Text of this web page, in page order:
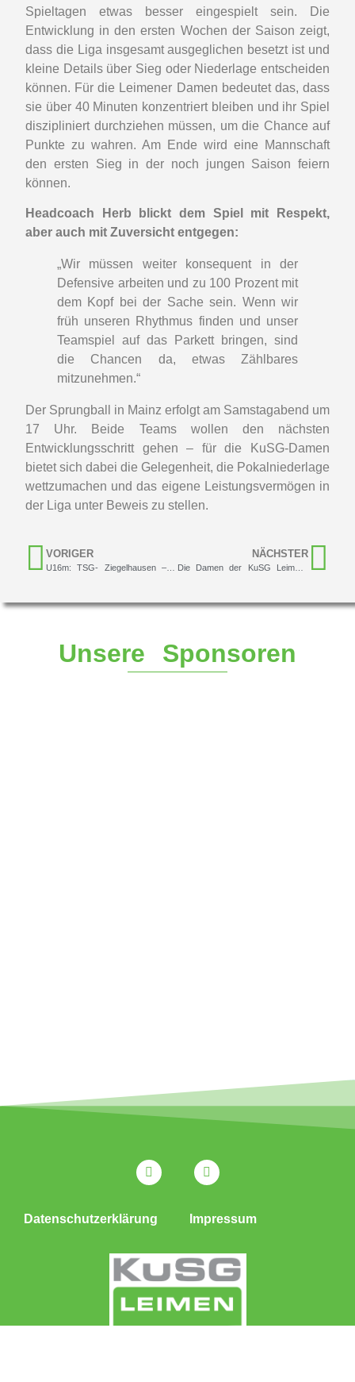
Spieltagen etwas besser eingespielt sein. Die
Entwicklung in den ersten Wochen der Saison zeigt,
dass die Liga insgesamt ausgeglichen besetzt ist und
kleine Details über Sieg oder Niederlage entscheiden
können. Für die Leimener Damen bedeutet das, dass
sie über 40 Minuten konzentriert bleiben und ihr Spiel
diszipliniert durchziehen müssen, um die Chance auf
Punkte zu wahren. Am Ende wird eine Mannschaft
den ersten Sieg in der noch jungen Saison feiern
können.
Headcoach Herb blickt dem Spiel mit Respekt,
aber auch mit Zuversicht entgegen:
„Wir müssen weiter konsequent in der
Defensive arbeiten und zu 100 Prozent mit
dem Kopf bei der Sache sein. Wenn wir
früh unseren Rhythmus finden und unser
Teamspiel auf das Parkett bringen, sind
die Chancen da, etwas Zählbares
mitzunehmen.“
Der Sprungball in Mainz erfolgt am Samstagabend um
17 Uhr. Beide Teams wollen den nächsten
Entwicklungsschritt gehen – für die KuSG-Damen
bietet sich dabei die Gelegenheit, die Pokalniederlage
wettzumachen und das eigene Leistungsvermögen in
der Liga unter Beweis zu stellen.
VORIGER NÄCHSTER
Unsere Sponsoren
Datenschutzerklärung Impressum